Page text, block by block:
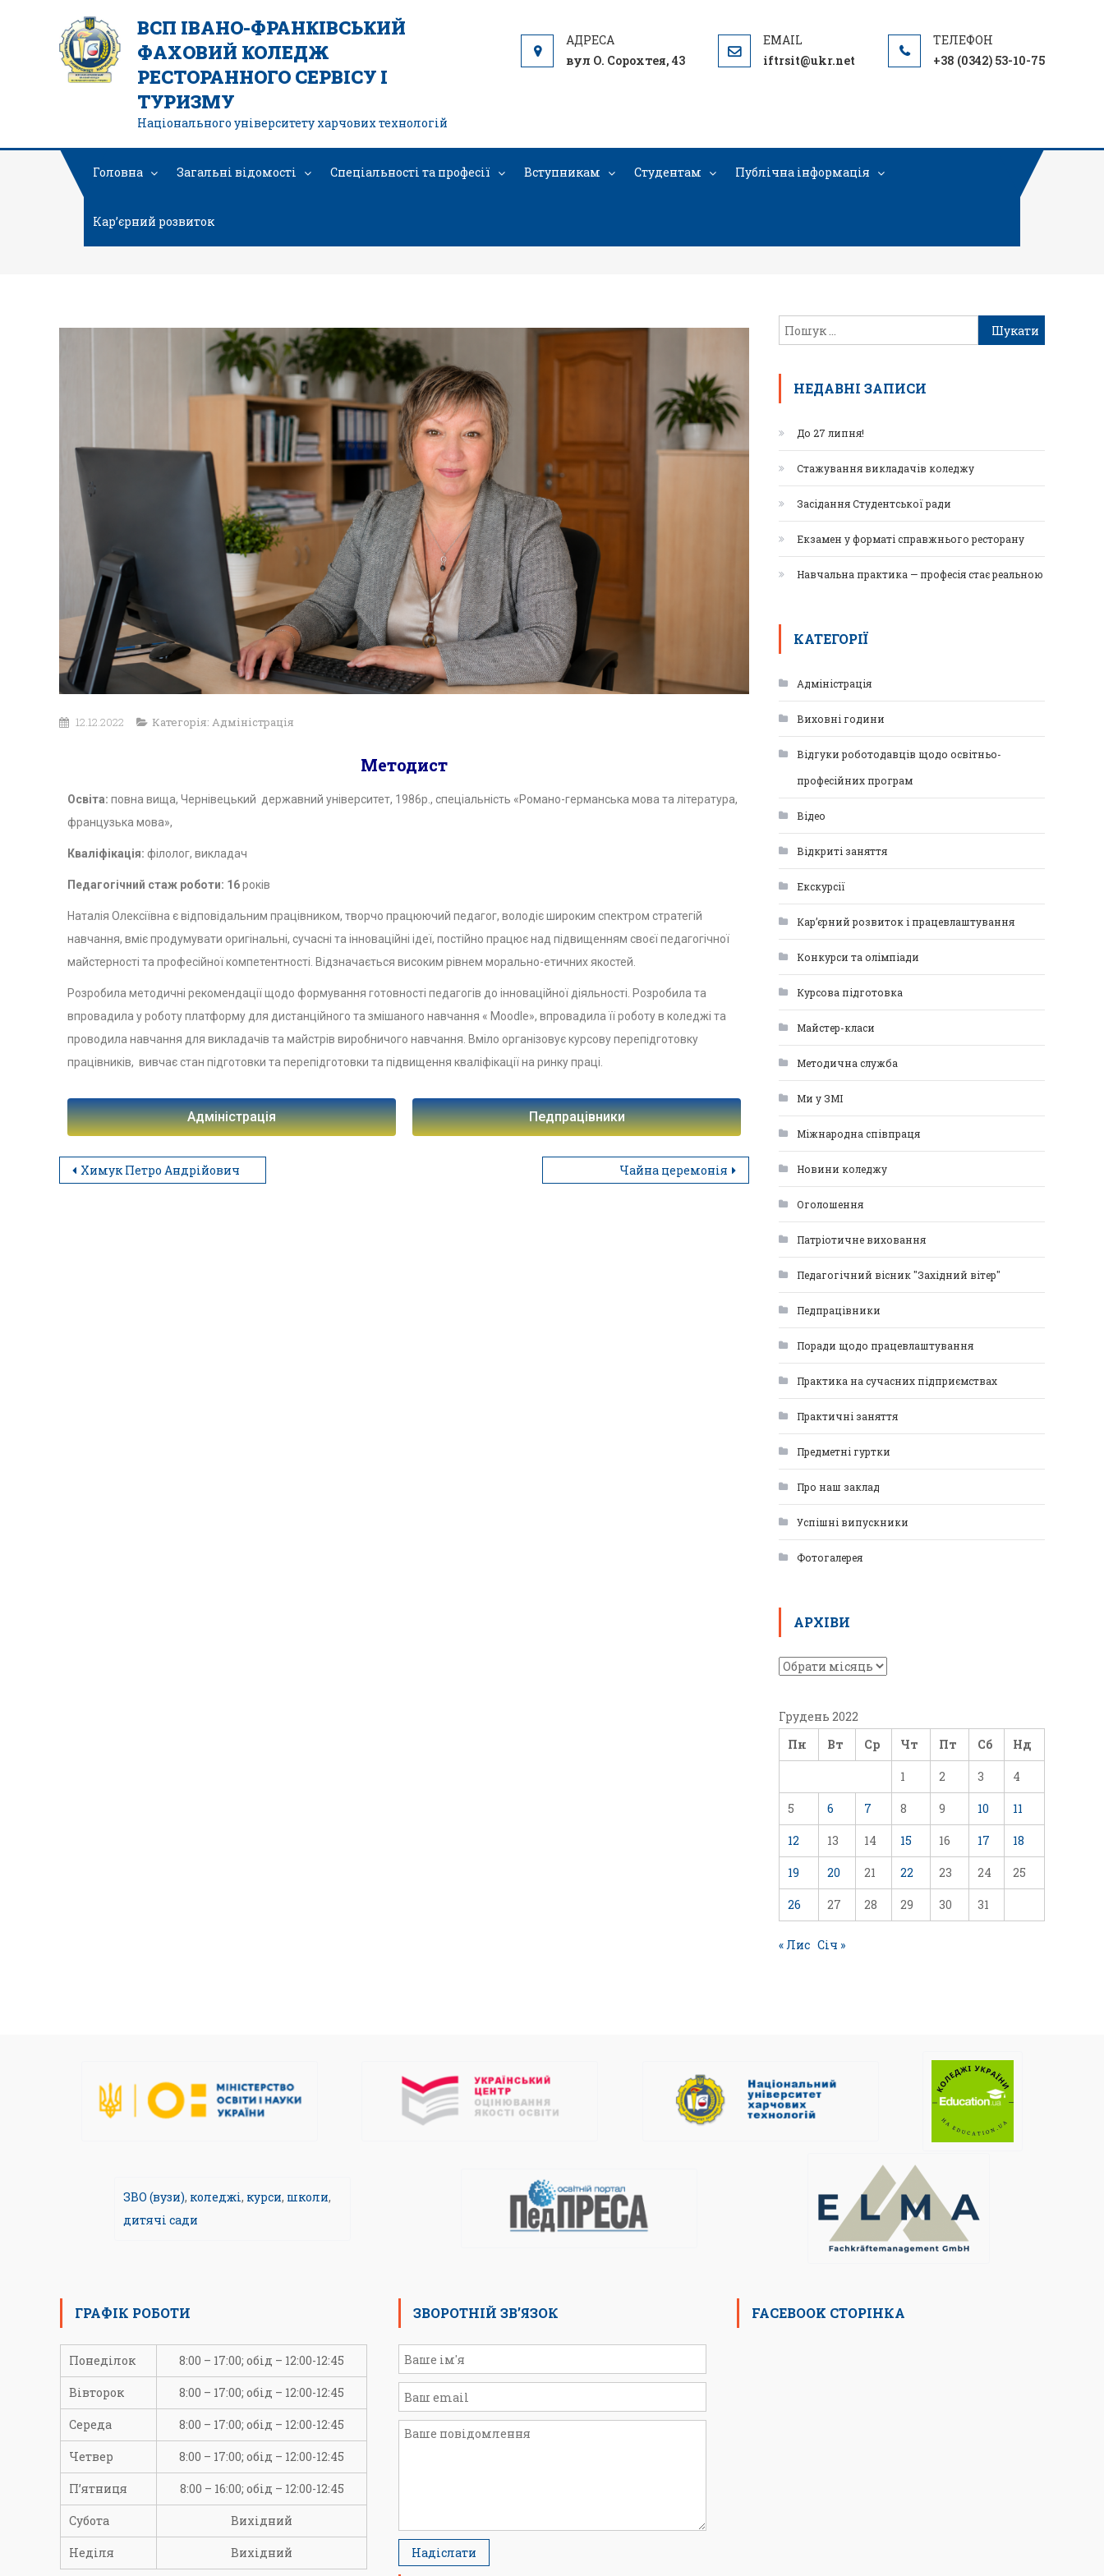
ВСП ІВАНО-ФРАНКІВСЬКИЙ
ФАХОВИЙ КОЛЕДЖ
РЕСТОРАННОГО СЕРВІСУ І
ТУРИЗМУ
Національного університету харчових технологій
вул О. Сорохтея, 43 iftrsit@ukr.net +38 (0342) 53-10-75
Головна Загальні відомості Спеціальності та професії Вступникам Студентам Публічна інформація
Кар’єрний розвиток
12.12.2022 Категорія: Адміністрація
Методист
Освіта: повна вища, Чернівецький державний університет, 1986р., спеціальність «Романо-германська мова та література,
французька мова»,
Кваліфікація: філолог, викладач
Педагогічний стаж роботи: 16років
Наталія Олексіївна є відповідальним працівником, творчо працюючий педагог, володіє широким спектром стратегій
навчання, вміє продумувати оригінальні, сучасні та інноваційні ідеї, постійно працює над підвищенням своєї педагогічної
майстерності та професійної компетентності. Відзначається високим рівнем морально-етичних якостей.
Розробила методичні рекомендації щодо формування готовності педагогів до інноваційної діяльності. Розробила та
впровадила у роботу платформу для дистанційного та змішаного навчання « Moodle», впровадила її роботу в коледжі та
проводила навчання для викладачів та майстрів виробничого навчання. Вміло організовує курсову перепідготовку
працівників, вивчає стан підготовки та перепідготовки та підвищення кваліфікації на ринку праці.
Адміністрація Педпрацівники
Химук Петро Андрійович Чайна церемонія
НЕДАВНІ ЗАПИСИ
До 27 липня!
Стажування викладачів коледжу
Засідання Студентської ради
Екзамен у форматі справжнього ресторану
Навчальна практика — професія стає реальною
КАТЕГОРІЇ
Адміністрація
Виховні години
Відгуки роботодавців щодо освітньо-
професійних програм
Відео
Відкриті заняття
Екскурсії
Кар’єрний розвиток і працевлаштування
Конкурси та олімпіади
Курсова підготовка
Майстер-класи
Методична служба
Ми у ЗМІ
Міжнародна співпраця
Новини коледжу
Оголошення
Патріотичне виховання
Педагогічний вісник "Західний вітер"
Педпрацівники
Поради щодо працевлаштування
Практика на сучасних підприємствах
Практичні заняття
Предметні гуртки
Про наш заклад
Успішні випускники
Фотогалерея
АРХІВИ
Грудень 2022
Пн
Вт Ср Чт Пт Сб Нд
1 2 3 4
5 6 7 8 9 10 11
12 13 14 15 16 17 18
19 20 21 22 23 24 25
26 27 28 29 30 31
« Лис Січ »
ЗВО (вузи), коледжі, курси, школи,
дитячі сади
ГРАФІК РОБОТИ
Понеділок 8:00 – 17:00; обід – 12:00-12:45
Вівторок 8:00 – 17:00; обід – 12:00-12:45
Середа 8:00 – 17:00; обід – 12:00-12:45
Четвер 8:00 – 17:00; обід – 12:00-12:45
П’ятниця 8:00 – 16:00; обід – 12:00-12:45
Субота Вихідний
Неділя Вихідний
ЗВОРОТНІЙ ЗВ’ЯЗОК FACEBOOK СТОРІНКА